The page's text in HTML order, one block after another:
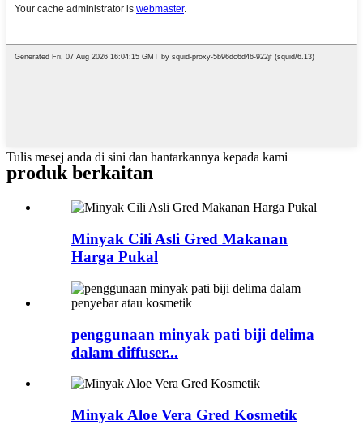
Tulis mesej anda di sini dan hantarkannya kepada kami
produk berkaitan
Minyak Cili Asli Gred Makanan
Harga Pukal
penggunaan minyak pati biji delima
dalam diffuser...
Minyak Aloe Vera Gred Kosmetik